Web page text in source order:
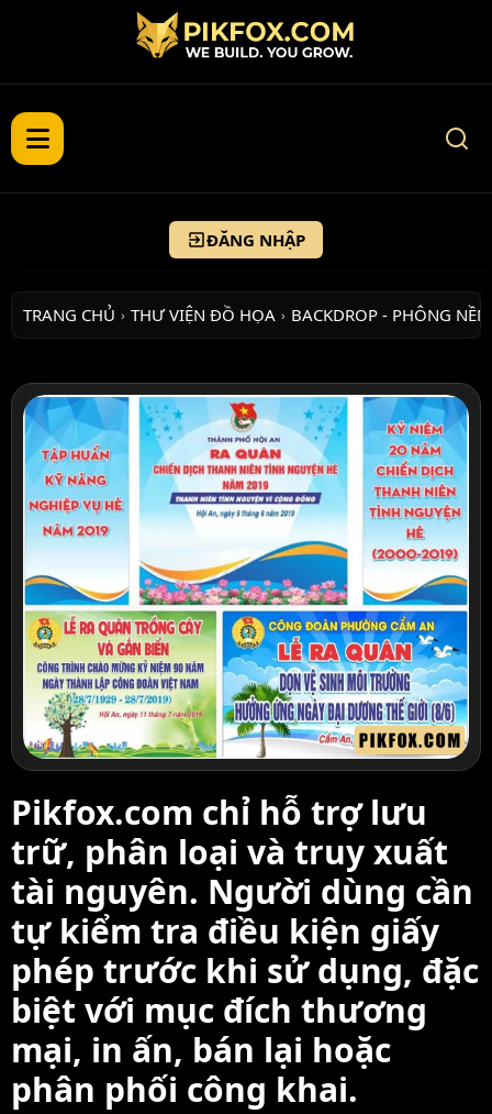
ĐĂNG NHẬP
TRANG CHỦ › THƯ VIỆN ĐỒ HỌA › BACKDROP - PHÔNG NỀN
Pikfox.com chỉ hỗ trợ lưu
trữ, phân loại và truy xuất
tài nguyên. Người dùng cần
tự kiểm tra điều kiện giấy
phép trước khi sử dụng, đặc
biệt với mục đích thương
mại, in ấn, bán lại hoặc
phân phối công khai.